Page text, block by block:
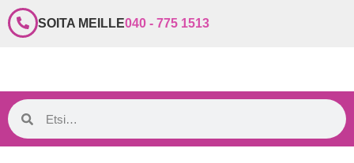
SOITA MEILLE040 - 775 1513